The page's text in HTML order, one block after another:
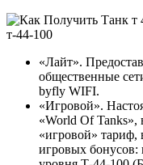
«Лайт».
общественные
byfly WIFI.
«Игровой».
«World Of Tanks»,
«игровой»
игровых бонусов: